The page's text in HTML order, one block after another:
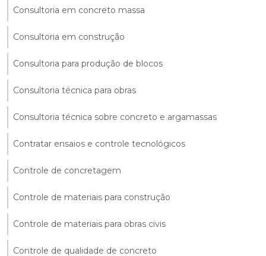
Consultoria em concreto massa
Consultoria em construção
Consultoria para produção de blocos
Consultoria técnica para obras
Consultoria técnica sobre concreto e argamassas
Contratar ensaios e controle tecnológicos
Controle de concretagem
Controle de materiais para construção
Controle de materiais para obras civis
Controle de qualidade de concreto